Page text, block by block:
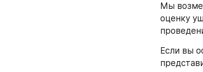
Мы
оценку
Если вы